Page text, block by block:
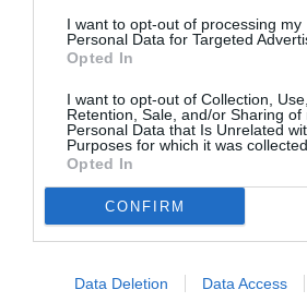
I want to opt-out of processing my
Personal Data for Targeted
Opted In
I want to opt-out of Collection, Use,
Retention, Sale, and/or Sharing of
Personal Data that Is Unrelated
Purposes for which it was collected.
Opted In
CONFIRM
Data Deletion Data Access
Faliro Summer Theater,
NTO, Μωραϊτίνη 2, Παλαιό
Faliro Summer Theater
Eισιτήρια:
15€ | Μειωμένο (φοιτητές,
65+): 10€
Τηλ: 210 9213310